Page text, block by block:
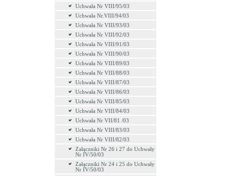
Uchwała Nr VIII/95/03
Uchwała Nr.VIII/94/03
Uchwała Nr VIII/93/03
Uchwała Nr VIII/92/03
Uchwała Nr VIII/91/03
Uchwała Nr VIII/90/03
Uchwała Nr VIII/89/03
Uchwała Nr VIII/88/03
Uchwała Nr VIII/87/03
Uchwała Nr VIII/86/03
Uchwała Nr VIII/85/03
Uchwała Nr VIII/84/03
Uchwała Nr VII/81 /03
Uchwała Nr VIII/83/03
Uchwała Nr VIII/82/03
Załączniki Nr 26 i 27 do Uchwały
Nr IV/50/03
Załączniki Nr 24 i 25 do Uchwały
Nr IV/50/03